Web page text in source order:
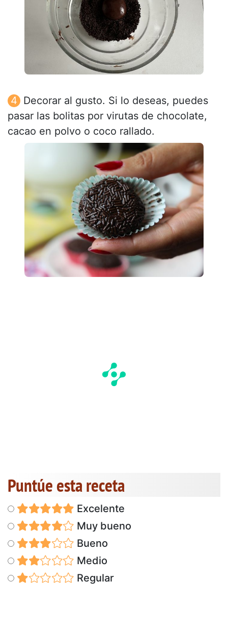
Decorar al gusto. Si lo deseas, puedes
pasar las bolitas por virutas de chocolate,
cacao en polvo o coco rallado.
Puntúe esta receta
Excelente
Muy bueno
Bueno
Medio
Regular